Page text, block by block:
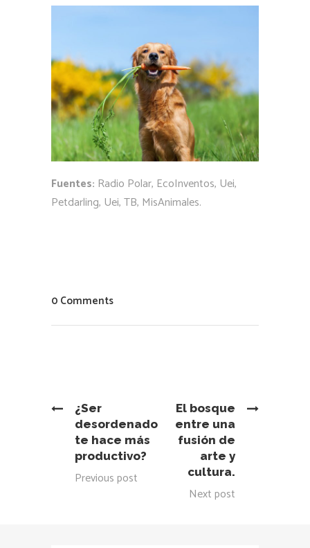
Fuentes: Radio Polar, EcoInventos, Uei,
Petdarling, Uei, TB, MisAnimales.
0 Comments
¿Ser
desordenado
te hace más
productivo?
Previous post
El bosque
entre una
fusión de
arte y
cultura.
Next post